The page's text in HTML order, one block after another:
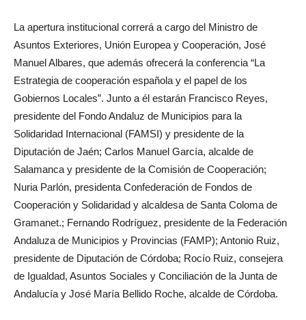
La apertura institucional correrá a cargo del Ministro de
Asuntos Exteriores, Unión Europea y Cooperación, José
Manuel Albares, que además ofrecerá la conferencia “La
Estrategia de cooperación española y el papel de los
Gobiernos Locales”. Junto a él estarán Francisco Reyes,
presidente del Fondo Andaluz de Municipios para la
Solidaridad Internacional (FAMSI) y presidente de la
Diputación de Jaén; Carlos Manuel García, alcalde de
Salamanca y presidente de la Comisión de Cooperación;
Nuria Parlón, presidenta Confederación de Fondos de
Cooperación y Solidaridad y alcaldesa de Santa Coloma de
Gramanet.; Fernando Rodríguez, presidente de la Federación
Andaluza de Municipios y Provincias (FAMP); Antonio Ruiz,
presidente de Diputación de Córdoba; Rocío Ruiz, consejera
de Igualdad, Asuntos Sociales y Conciliación de la Junta de
Andalucía y José María Bellido Roche, alcalde de Córdoba.